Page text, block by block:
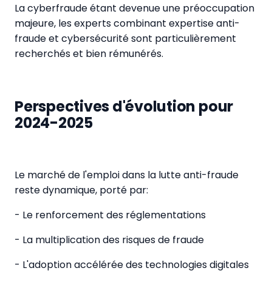
La cyberfraude étant devenue une préoccupation
majeure, les experts combinant expertise anti-
fraude et cybersécurité sont particulièrement
recherchés et bien rémunérés.
Perspectives d'évolution pour
2024-2025
Le marché de l'emploi dans la lutte anti-fraude
reste dynamique, porté par:
- Le renforcement des réglementations
- La multiplication des risques de fraude
- L'adoption accélérée des technologies digitales